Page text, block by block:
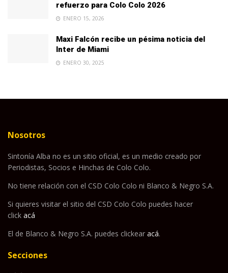
refuerzo para Colo Colo 2026
ENERO 15, 2026
Maxi Falcón recibe un pésima noticia del
Inter de Miami
ENERO 30, 2025
Nosotros
Sintonía Alba no es un sitio oficial, es un medio creado por
Periodistas, Socios e Hinchas de Colo Colo.
No tiene relación con el CSD Colo Colo ni Blanco & Negro S.A.
Si quieres visitar el sitio del CSD Colo Colo puedes hacer
click acá
El de Blanco & Negro S.A. puedes clickear acá.
Secciones